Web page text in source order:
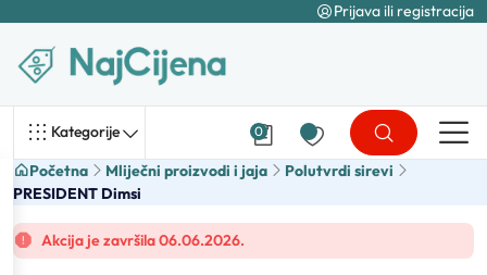
Prijava ili registracija
Kategorije 0
Početna Mliječni proizvodi i jaja
Polutvrdi sirevi
PRESIDENT Dimsi
Akcija je završila 06.06.2026.